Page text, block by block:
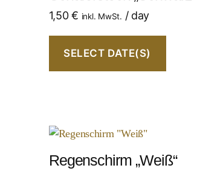
1,50€ inkl. MwSt. / day
SELECT DATE(S)
Regenschirm „Weiß“